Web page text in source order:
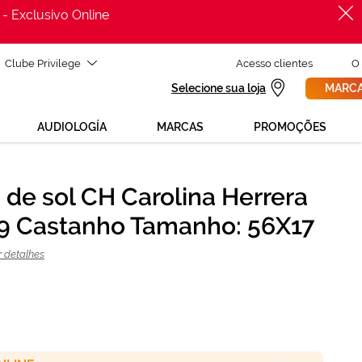
Exclusivo Online
Clube Privilege Acesso clientes O
Selecione sua loja
AUDIOLOGÍA MARCAS PROMOÇÕES
PROCURAR
ADICIONAR AO CARRINHO
sol CH Carolina Herrera
Castanho Tamanho: 56X17
detalhes